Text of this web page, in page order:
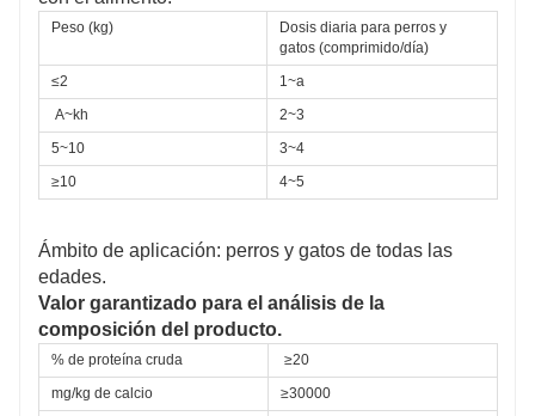
Peso (kg)
Dosis diaria para perros y
gatos (comprimido/día)
≤2
1~a
A~kh
2~3
5~10
3~4
≥10
4~5
Ámbito de aplicación: perros y gatos de todas las
edades.
Valor garantizado para el análisis de la
composición del producto.
% de proteína cruda
≥20
mg/kg de calcio
≥30000